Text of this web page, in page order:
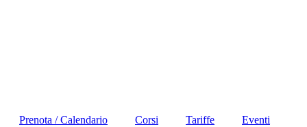
Prenota / Calendario Corsi Tariffe Eventi